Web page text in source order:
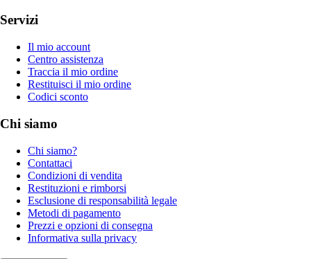
Servizi
Il mio account
Centro assistenza
Traccia il mio ordine
Restituisci il mio ordine
Codici sconto
Chi siamo
Chi siamo?
Contattaci
Condizioni di vendita
Restituzioni e rimborsi
Esclusione di responsabilità legale
Metodi di pagamento
Prezzi e opzioni di consegna
Informativa sulla privacy